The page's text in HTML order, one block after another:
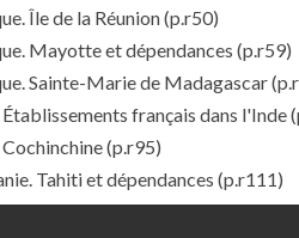
Île de la Réunion(p.r50)
Mayotte et dépendances (p.r59)
Sainte-Marie de Madagascar
français dans l'Inde
(p.r95)
Tahiti et dépendances (p.r111)
Nouvelle-Calédonie(p.r130)